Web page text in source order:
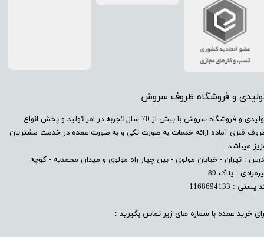
و فروشگاه ظروف سروش
​تولیدی و فروشگاه سروش با بیش از 70 سال تجربه در امر تولید و پخش انواع
فلزی آماده ارائه خدمات به صورت تکی و به صورت عمده در خدمت مشتریان
میباشد .
: تهران - خیابان مولوی - بین چهار راه مولوی و میدان محمدیه - کوچه
- پلاک 89
پستی : 1168694133
خرید عمده با شماره های زیر تماس بگیرید :